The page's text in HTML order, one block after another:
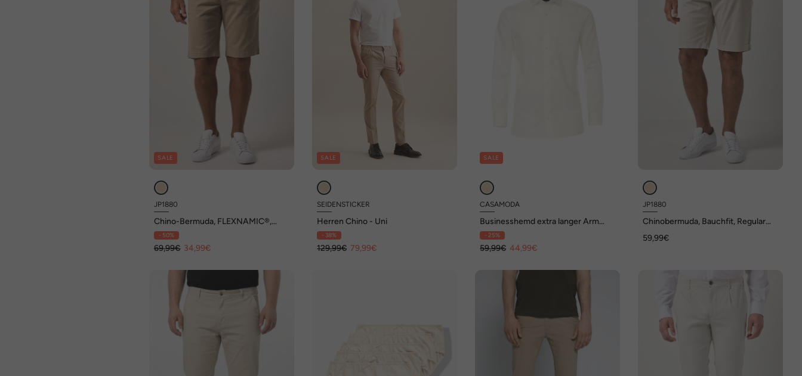
SALE
JP1880
Chino-Bermuda, FLEXNAMIC®,
Straight Fit, bis Gr. 72
- 50%
69,99€ 34,99€
SALE
SEIDENSTICKER
Herren Chino - Uni
- 38%
129,99€ 79,99€
SALE
CASAMODA
Businesshemd extra langer Arm
69cm uni Comfort Fit
- 25%
59,99€ 44,99€
JP1880
Chinobermuda, Bauchfit, Regular
59,99€